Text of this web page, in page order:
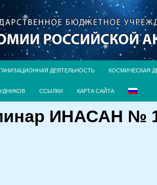
ДЕЯТЕЛЬНОСТЬ КОСМИЧЕСКАЯ
ССЫЛКИ КАРТА САЙТА
ИНАСАН №